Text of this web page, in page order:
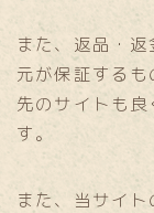
また、返品・
元が保証する
先のサイトも
す。
また、当サイ